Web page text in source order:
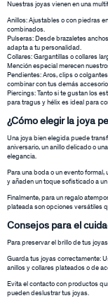
Nuestras joyas vienen en una
Anillos: Ajustables o con piedras
combinados.
Pulseras: Desde brazaletes
adapta a tu personalidad.
Collares: Gargantillas o collares
Mención especial merecen
Pendientes: Aros, clips o
combinar con tus demás
Piercings: Tanto si te gustan los
para tragus y hélix es ideal para
¿Cómo elegir la joya
Una joya bien elegida puede
aniversario, un anillo delicado o
elegancia.
Para una boda o un evento
y añaden un toque sofisticado a
Finalmente, para un regalo
plateada son opciones versátiles
Consejos para el
Para preservar el brillo de tus
Guarda tus joyas correctamente:
anillos y collares plateados o de
Evita el contacto con productos
pueden deslustrar tus joyas.